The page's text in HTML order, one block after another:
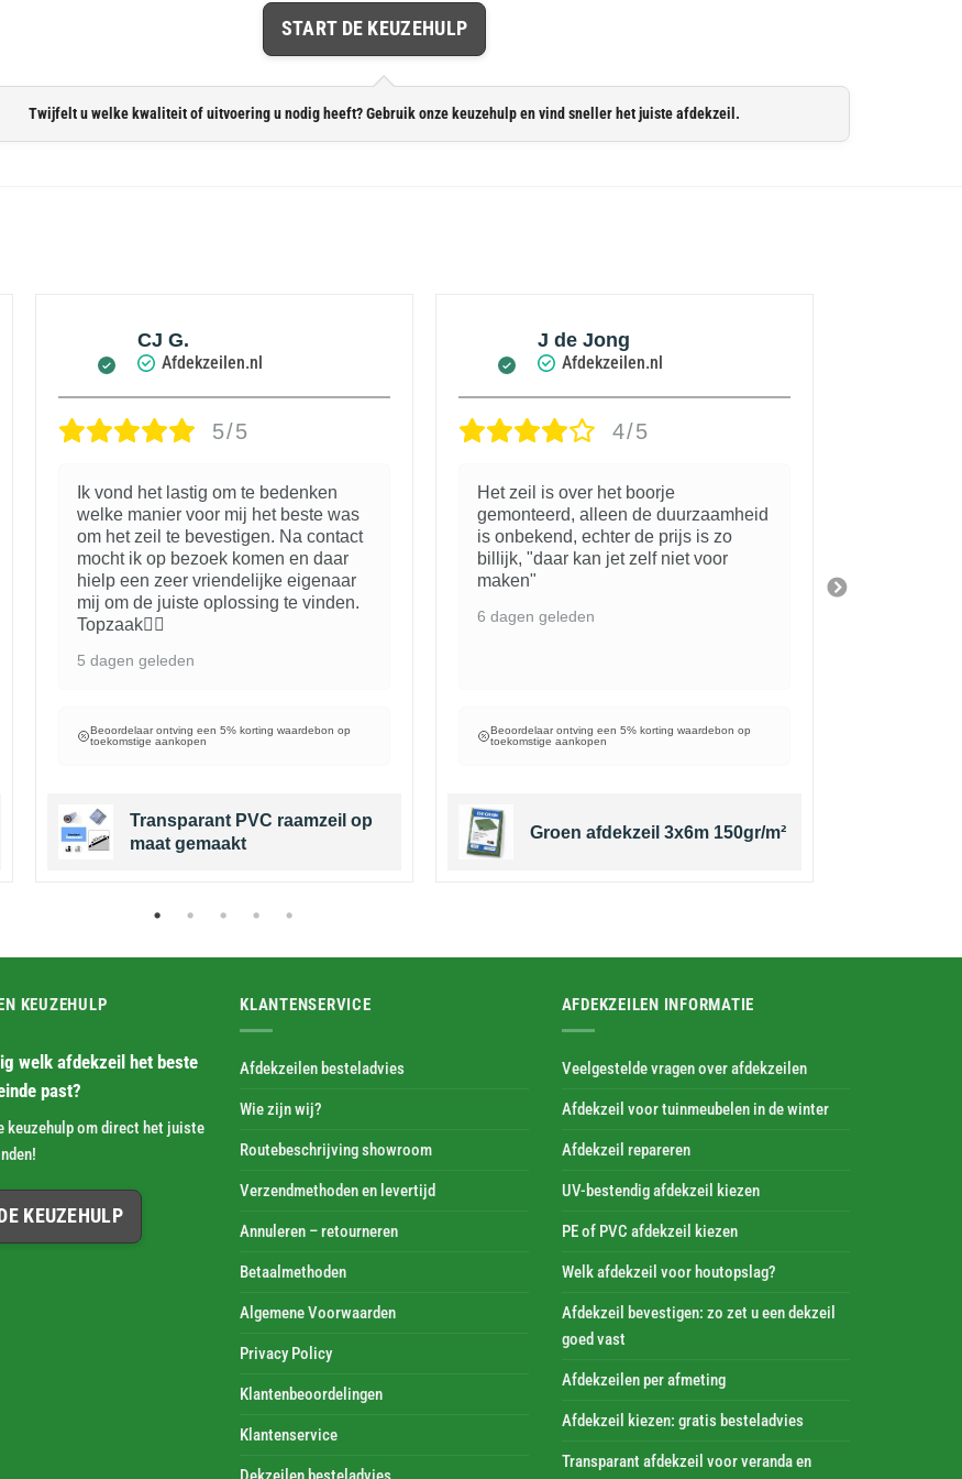
START DE KEUZEHULP
Twijfelt u welke kwaliteit of uitvoering u nodig heeft? Gebruik onze keuzehulp en vind sneller het juiste afdekzeil.
CJ G.
Afdekzeilen.nl
5/5
Ik vond het lastig om te bedenken
welke manier voor mij het beste was
om het zeil te bevestigen. Na contact
mocht ik op bezoek komen en daar
hielp een zeer vriendelijke eigenaar
mij om de juiste oplossing te vinden.
Topzaak👍🏻
5 dagen geleden
Beoordelaar ontving een 5% korting waardebon op
toekomstige aankopen
Transparant PVC raamzeil op
maat gemaakt
J de Jong
Afdekzeilen.nl
4/5
Het zeil is over het boorje
gemonteerd, alleen de duurzaamheid
is onbekend, echter de prijs is zo
billijk, "daar kan jet zelf niet voor
maken"
6 dagen geleden
Beoordelaar ontving een 5% korting waardebon op
toekomstige aankopen
Groen afdekzeil 3x6m 150gr/m²
KEUZEHULP
welk afdekzeil het beste
past?
keuzehulp om direct het juiste
KEUZEHULP
KLANTENSERVICE
Afdekzeilen besteladvies
Wie zijn wij?
Routebeschrijving showroom
Verzendmethoden en levertijd
Annuleren – retourneren
Betaalmethoden
Algemene Voorwaarden
Privacy Policy
Klantenbeoordelingen
Klantenservice
AFDEKZEILEN INFORMATIE
Veelgestelde vragen over afdekzeilen
Afdekzeil voor tuinmeubelen in de winter
Afdekzeil repareren
UV-bestendig afdekzeil kiezen
PE of PVC afdekzeil kiezen
Welk afdekzeil voor houtopslag?
Afdekzeil bevestigen: zo zet u een dekzeil
goed vast
Afdekzeilen per afmeting
Afdekzeil kiezen: gratis besteladvies
Transparant afdekzeil voor veranda en